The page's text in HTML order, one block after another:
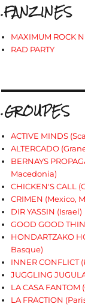
.FANZINES
MAXIMUM ROCK N
RAD PARTY
.GROUPES
ACTIVE MINDS
ALTERCADO
BERNAYS
Macedonia)
CHICKEN'S CALL
CRIMEN (Mexico,
DIR YASSIN (Israel)
GOOD GOOD
HONDARTZAKO
Basque)
INNER CONFLICT
JUGGLING
LA CASA FANTOM
LA FRACTION